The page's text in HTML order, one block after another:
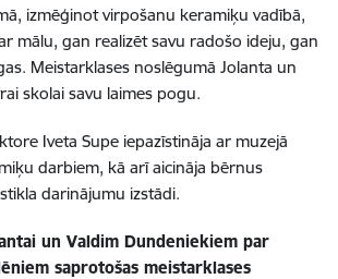
izmēģinot virpošanu keramiķu vadībā,
mālu, gan realizēt savu radošo ideju, gan
Meistarklases noslēgumā Jolanta un
skolai savu laimes pogu.
Iveta Supe iepazīstināja ar muzejā
darbiem, kā arī aicināja bērnus
darinājumu izstādi.
un Valdim Dundeniekiem par
saprotošas meistarklases